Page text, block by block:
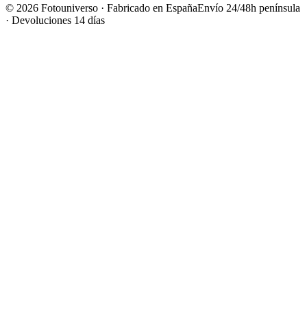
© 2026 Fotouniverso · Fabricado en EspañaEnvío 24/48h península
· Devoluciones 14 días